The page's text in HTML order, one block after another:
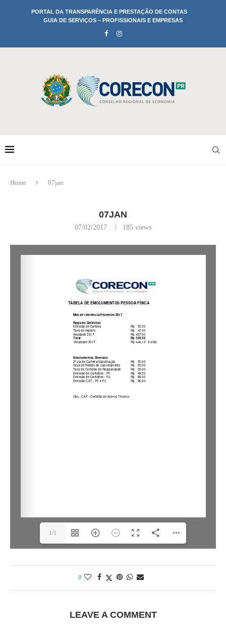
PORTAL DA TRANSPARÊNCIA E PRESTAÇÃO DE CONTAS
GUIA DE SERVIÇOS – PROFISSIONAIS E EMPRESAS
Home 07jan
07JAN
07/02/2017 185 views
1/1
0
LEAVE A COMMENT